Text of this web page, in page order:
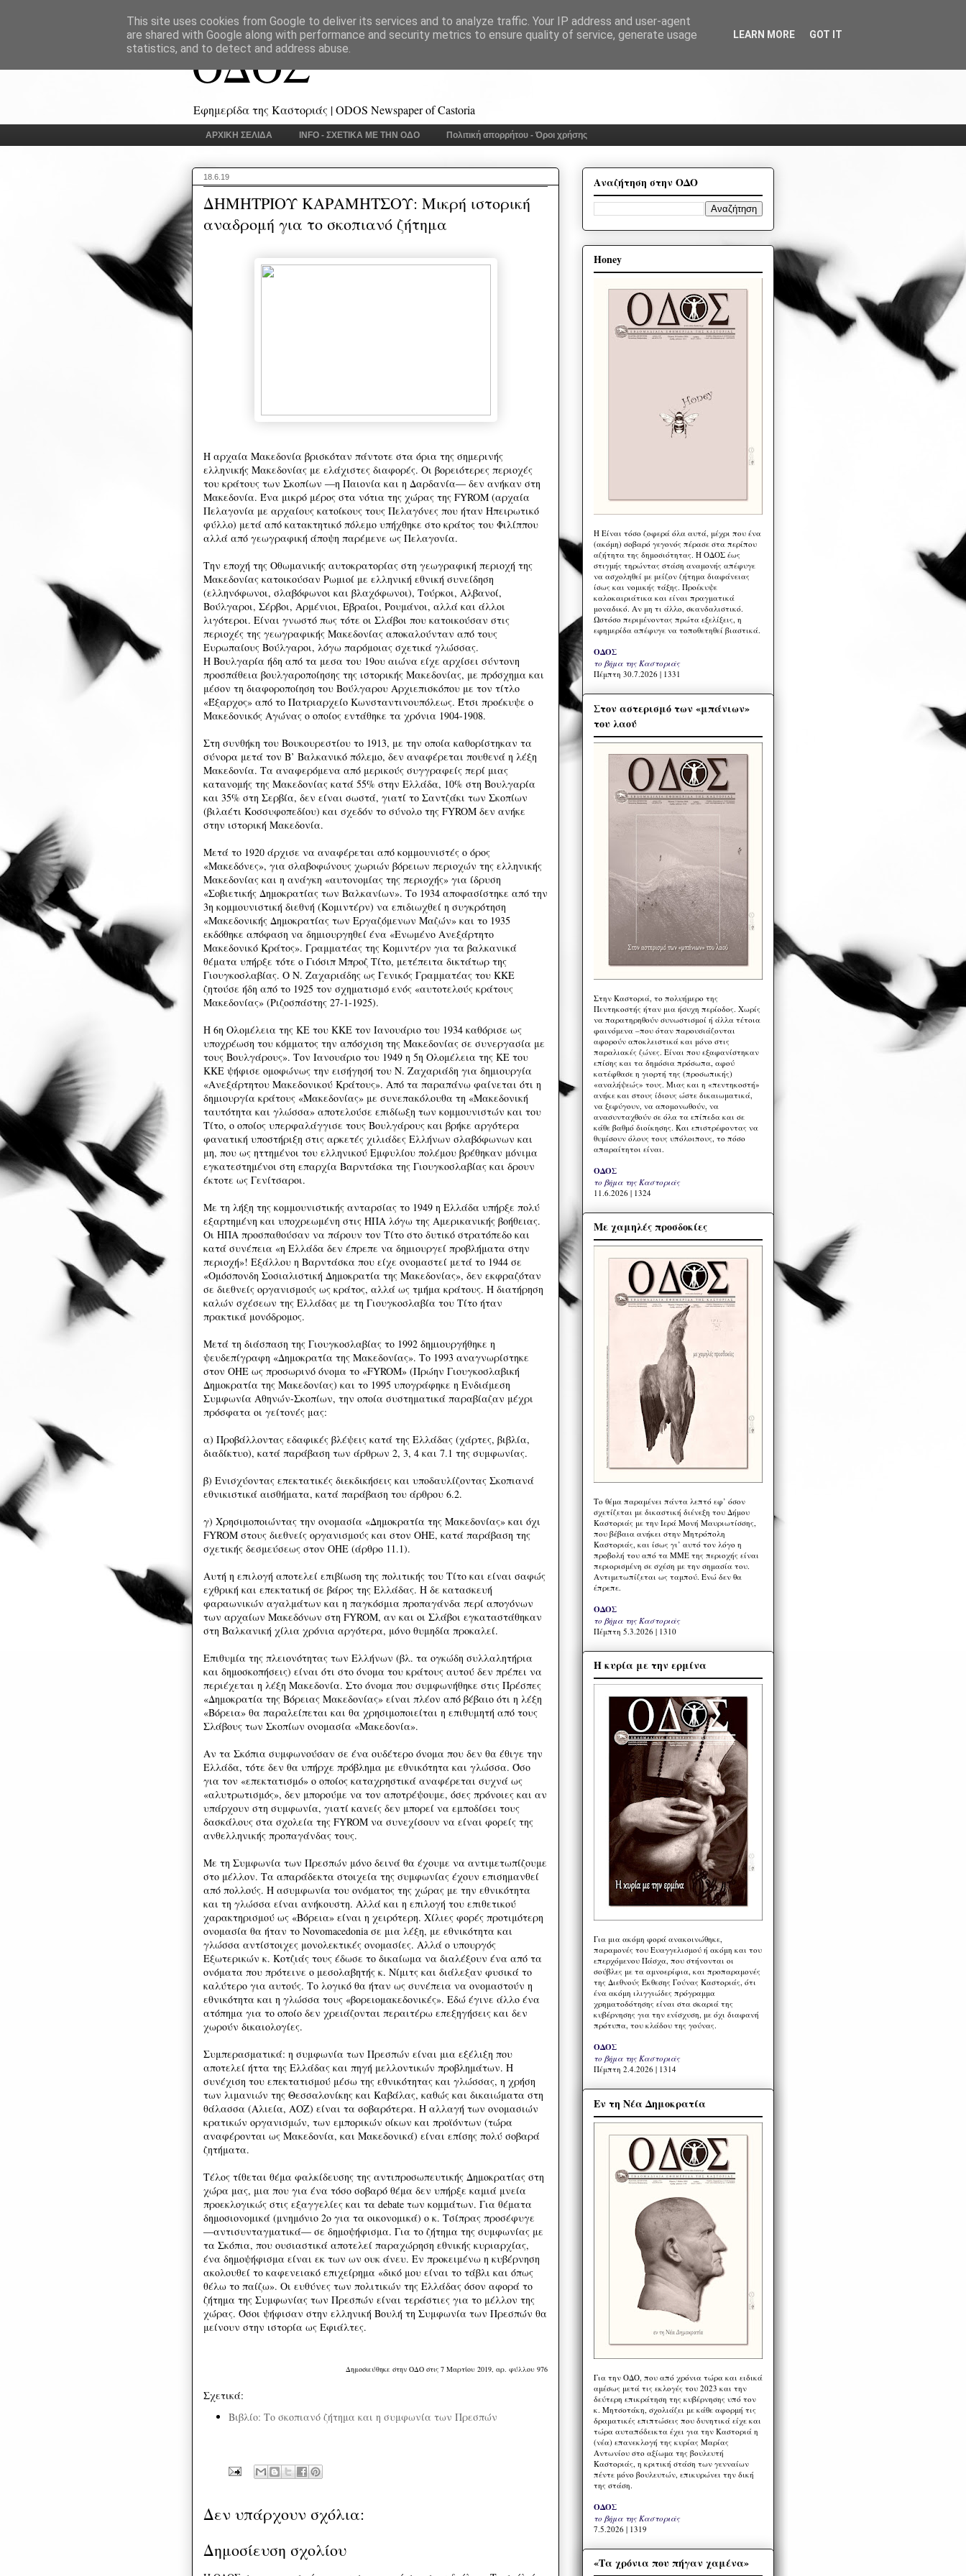
ΟΔΟΣ
Εφημερίδα της Καστοριάς | ODOS Newspaper of Castoria
ΑΡΧΙΚΗ ΣΕΛΙΔΑ INFO - ΣΧΕΤΙΚΑ ΜΕ ΤΗΝ ΟΔΟ Πολιτική απορρήτου - Όροι χρήσης
18.6.19
ΔΗΜΗΤΡΙΟΥ ΚΑΡΑΜΗΤΣΟΥ: Μικρή ιστορική
αναδρομή για το σκοπιανό ζήτημα
Η αρχαία Μακεδονία βρισκόταν πάντοτε στα όρια της σημερινής
ελληνικής Μακεδονίας με ελάχιστες διαφορές. Οι βορειότερες περιοχές
του κράτους των Σκοπίων ―η Παιονία και η Δαρδανία― δεν ανήκαν στη
Μακεδονία. Ένα μικρό μέρος στα νότια της χώρας της FYROM (αρχαία
Πελαγονία με αρχαίους κατοίκους τους Πελαγόνες που ήταν Ηπειρωτικό
φύλλο) μετά από κατακτητικό πόλεμο υπήχθηκε στο κράτος του Φιλίππου
αλλά από γεωγραφική άποψη παρέμενε ως Πελαγονία.
Την εποχή της Οθωμανικής αυτοκρατορίας στη γεωγραφική περιοχή της
Μακεδονίας κατοικούσαν Ρωμιοί με ελληνική εθνική συνείδηση
(ελληνόφωνοι, σλαβόφωνοι και βλαχόφωνοι), Τούρκοι, Αλβανοί,
Βούλγαροι, Σέρβοι, Αρμένιοι, Εβραίοι, Ρουμάνοι, αλλά και άλλοι
λιγότεροι. Είναι γνωστό πως τότε οι Σλάβοι που κατοικούσαν στις
περιοχές της γεωγραφικής Μακεδονίας αποκαλούνταν από τους
Ευρωπαίους Βούλγαροι, λόγω παρόμοιας σχετικά γλώσσας.
Η Βουλγαρία ήδη από τα μεσα του 19ου αιώνα είχε αρχίσει σύντονη
προσπάθεια βουλγαροποίησης της ιστορικής Μακεδονίας, με πρόσχημα και
μέσον τη διαφοροποίηση του Βούλγαρου Αρχιεπισκόπου με τον τίτλο
«Έξαρχος» από το Πατριαρχείο Κωνσταντινουπόλεως. Έτσι προέκυψε ο
Μακεδονικός Αγώνας ο οποίος εντάθηκε τα χρόνια 1904-1908.
Στη συνθήκη του Βουκουρεστίου το 1913, με την οποία καθορίστηκαν τα
σύνορα μετά τον Β’ Βαλκανικό πόλεμο, δεν αναφέρεται πουθενά η λέξη
Μακεδονία. Τα αναφερόμενα από μερικούς συγγραφείς περί μιας
κατανομής της Μακεδονίας κατά 55% στην Ελλάδα, 10% στη Βουλγαρία
και 35% στη Σερβία, δεν είναι σωστά, γιατί το Σαντζάκι των Σκοπίων
(βιλαέτι Κοσσυφοπεδίου) και σχεδόν το σύνολο της FYROM δεν ανήκε
στην ιστορική Μακεδονία.
Μετά το 1920 άρχισε να αναφέρεται από κομμουνιστές ο όρος
«Μακεδόνες», για σλαβοφώνους χωριών βόρειων περιοχών της ελληνικής
Μακεδονίας και η ανάγκη «αυτονομίας της περιοχής» για ίδρυση
«Σοβιετικής Δημοκρατίας των Βαλκανίων». Το 1934 αποφασίστηκε από την
3η κομμουνιστική διεθνή (Κομιντέρν) να επιδιωχθεί η συγκρότηση
«Μακεδονικής Δημοκρατίας των Εργαζόμενων Μαζών» και το 1935
εκδόθηκε απόφαση να δημιουργηθεί ένα «Ενωμένο Ανεξάρτητο
Μακεδονικό Κράτος». Γραμματέας της Κομιντέρν για τα βαλκανικά
θέματα υπήρξε τότε ο Γιόσιπ Μπροζ Τίτο, μετέπειτα δικτάτωρ της
Γιουγκοσλαβίας. Ο Ν. Ζαχαριάδης ως Γενικός Γραμματέας του ΚΚΕ
ζητούσε ήδη από το 1925 τον σχηματισμό ενός «αυτοτελούς κράτους
Μακεδονίας» (Ριζοσπάστης 27-1-1925).
Η 6η Ολομέλεια της ΚΕ του ΚΚΕ τον Ιανουάριο του 1934 καθόρισε ως
υποχρέωση του κόμματος την απόσχιση της Μακεδονίας σε συνεργασία με
τους Βουλγάρους». Τον Ιανουάριο του 1949 η 5η Ολομέλεια της ΚΕ του
ΚΚΕ ψήφισε ομοφώνως την εισήγησή του Ν. Ζαχαριάδη για δημιουργία
«Ανεξάρτητου Μακεδονικού Κράτους». Από τα παραπάνω φαίνεται ότι η
δημιουργία κράτους «Μακεδονίας» με συνεπακόλουθα τη «Μακεδονική
ταυτότητα και γλώσσα» αποτελούσε επιδίωξη των κομμουνιστών και του
Τίτο, ο οποίος υπερφαλάγγισε τους Βουλγάρους και βρήκε αργότερα
φανατική υποστήριξη στις αρκετές χιλιάδες Ελλήνων σλαβόφωνων και
μη, που ως ηττημένοι του ελληνικού Εμφυλίου πολέμου βρέθηκαν μόνιμα
εγκατεστημένοι στη επαρχία Βαρντάσκα της Γιουγκοσλαβίας και δρουν
έκτοτε ως Γενίτσαροι.
Με τη λήξη της κομμουνιστικής ανταρσίας το 1949 η Ελλάδα υπήρξε πολύ
εξαρτημένη και υποχρεωμένη στις ΗΠΑ λόγω της Αμερικανικής βοήθειας.
Οι ΗΠΑ προσπαθούσαν να πάρουν τον Τίτο στο δυτικό στρατόπεδο και
κατά συνέπεια «η Ελλάδα δεν έπρεπε να δημιουργεί προβλήματα στην
περιοχή»! Εξάλλου η Βαρντάσκα που είχε ονομαστεί μετά το 1944 σε
«Ομόσπονδη Σοσιαλιστική Δημοκρατία της Μακεδονίας», δεν εκφραζόταν
σε διεθνείς οργανισμούς ως κράτος, αλλά ως τμήμα κράτους. Η διατήρηση
καλών σχέσεων της Ελλάδας με τη Γιουγκοσλαβία του Τίτο ήταν
πρακτικά μονόδρομος.
Μετά τη διάσπαση της Γιουγκοσλαβίας το 1992 δημιουργήθηκε η
ψευδεπίγραφη «Δημοκρατία της Μακεδονίας». Το 1993 αναγνωρίστηκε
στον ΟΗΕ ως προσωρινό όνομα το «FYROM» (Πρώην Γιουγκοσλαβική
Δημοκρατία της Μακεδονίας) και το 1995 υπογράφηκε η Ενδιάμεση
Συμφωνία Αθηνών-Σκοπίων, την οποία συστηματικά παραβίαζαν μέχρι
πρόσφατα οι γείτονές μας:
α) Προβάλλοντας εδαφικές βλέψεις κατά της Ελλάδας (χάρτες, βιβλία,
διαδίκτυο), κατά παράβαση των άρθρων 2, 3, 4 και 7.1 της συμφωνίας.
β) Ενισχύοντας επεκτατικές διεκδικήσεις και υποδαυλίζοντας Σκοπιανά
εθνικιστικά αισθήματα, κατά παράβαση του άρθρου 6.2.
γ) Χρησιμοποιώντας την ονομασία «Δημοκρατία της Μακεδονίας» και όχι
FYROM στους διεθνείς οργανισμούς και στον ΟΗΕ, κατά παράβαση της
σχετικής δεσμεύσεως στον ΟΗΕ (άρθρο 11.1).
Αυτή η επιλογή αποτελεί επιβίωση της πολιτικής του Τίτο και είναι σαφώς
εχθρική και επεκτατική σε βάρος της Ελλάδας. Η δε κατασκευή
φαραωνικών αγαλμάτων και η παγκόσμια προπαγάνδα περί απογόνων
των αρχαίων Μακεδόνων στη FYROM, αν και οι Σλάβοι εγκαταστάθηκαν
στη Βαλκανική χίλια χρόνια αργότερα, μόνο θυμηδία προκαλεί.
Επιθυμία της πλειονότητας των Ελλήνων (βλ. τα ογκώδη συλλαλητήρια
και δημοσκοπήσεις) είναι ότι στο όνομα του κράτους αυτού δεν πρέπει να
περιέχεται η λέξη Μακεδονία. Στο όνομα που συμφωνήθηκε στις Πρέσπες
«Δημοκρατία της Βόρειας Μακεδονίας» είναι πλέον από βέβαιο ότι η λέξη
«Βόρεια» θα παραλείπεται και θα χρησιμοποιείται η επιθυμητή από τους
Σλάβους των Σκοπίων ονομασία «Μακεδονία».
Αν τα Σκόπια συμφωνούσαν σε ένα ουδέτερο όνομα που δεν θα έθιγε την
Ελλάδα, τότε δεν θα υπήρχε πρόβλημα με εθνικότητα και γλώσσα. Όσο
για τον «επεκτατισμό» ο οποίος καταχρηστικά αναφέρεται συχνά ως
«αλυτρωτισμός», δεν μπορούμε να τον αποτρέψουμε, όσες πρόνοιες και αν
υπάρχουν στη συμφωνία, γιατί κανείς δεν μπορεί να εμποδίσει τους
δασκάλους στα σχολεία της FYROM να συνεχίσουν να είναι φορείς της
ανθελληνικής προπαγάνδας τους.
Με τη Συμφωνία των Πρεσπών μόνο δεινά θα έχουμε να αντιμετωπίζουμε
στο μέλλον. Τα απαράδεκτα στοιχεία της συμφωνίας έχουν επισημανθεί
από πολλούς. Η ασυμφωνία του ονόματος της χώρας με την εθνικότητα
και τη γλώσσα είναι ανήκουστη. Αλλά και η επιλογή του επιθετικού
χαρακτηρισμού ως «Βόρεια» είναι η χειρότερη. Χίλιες φορές προτιμότερη
ονομασία θα ήταν το Novomacedonia σε μια λέξη, με εθνικότητα και
γλώσσα αντίστοιχες μονολεκτικές ονομασίες. Αλλά ο υπουργός
Εξωτερικών κ. Κοτζιάς τους έδωσε το δικαίωμα να διαλέξουν ένα από τα
ονόματα που πρότεινε ο μεσολαβητής κ. Νίμιτς και διάλεξαν φυσικά το
καλύτερο για αυτούς. Το λογικό θα ήταν ως συνέπεια να ονομαστούν η
εθνικότητα και η γλώσσα τους «βορειομακεδονικές». Εδώ έγινε άλλο ένα
ατόπημα για το οποίο δεν χρειάζονται περαιτέρω επεξηγήσεις και δεν
χωρούν δικαιολογίες.
Συμπερασματικά: η συμφωνία των Πρεσπών είναι μια εξέλιξη που
αποτελεί ήττα της Ελλάδας και πηγή μελλοντικών προβλημάτων. Η
συνέχιση του επεκτατισμού μέσω της εθνικότητας και γλώσσας, η χρήση
των λιμανιών της Θεσσαλονίκης και Καβάλας, καθώς και δικαιώματα στη
θάλασσα (Αλιεία, ΑΟΖ) είναι τα σοβαρότερα. Η αλλαγή των ονομασιών
κρατικών οργανισμών, των εμπορικών οίκων και προϊόντων (τώρα
αναφέρονται ως Μακεδονία, και Μακεδονικά) είναι επίσης πολύ σοβαρά
ζητήματα.
Τέλος τίθεται θέμα φαλκίδευσης της αντιπροσωπευτικής Δημοκρατίας στη
χώρα μας, μια που για ένα τόσο σοβαρό θέμα δεν υπήρξε καμιά μνεία
προεκλογικώς στις εξαγγελίες και τα debate των κομμάτων. Για θέματα
δημοσιονομικά (μνημόνιο 2ο για τα οικονομικά) ο κ. Τσίπρας προσέφυγε
―αντισυνταγματικά― σε δημοψήφισμα. Για το ζήτημα της συμφωνίας με
τα Σκόπια, που ουσιαστικά αποτελεί παραχώρηση εθνικής κυριαρχίας,
ένα δημοψήφισμα είναι εκ των ων ουκ άνευ. Εν προκειμένω η κυβέρνηση
ακολουθεί το καφενειακό επιχείρημα «δικό μου είναι το τάβλι και όπως
θέλω το παίζω». Οι ευθύνες των πολιτικών της Ελλάδας όσον αφορά το
ζήτημα της Συμφωνίας των Πρεσπών είναι τεράστιες για το μέλλον της
χώρας. Όσοι ψήφισαν στην ελληνική Βουλή τη Συμφωνία των Πρεσπών θα
μείνουν στην ιστορία ως Εφιάλτες.
Δημοσιεύθηκε στην ΟΔΟ στις 7 Μαρτίου 2019, αρ. φύλλου 976
Σχετικά:
Βιβλίο: Το σκοπιανό ζήτημα και η συμφωνία των Πρεσπών
Δεν υπάρχουν σχόλια:
Δημοσίευση σχολίου
Αναζήτηση στην ΟΔΟ
Honey
Η Eίναι τόσο ζοφερά όλα αυτά, μέχρι που ένα
(ακόμη) σοβαρό γεγονός πέρασε στα περίπου
αζήτητα της δημοσιότητας. Η ΟΔΟΣ έως
στιγμής τηρώντας στάση αναμονής απέφυγε
να ασχοληθεί με μείζον ζήτημα διαφάνειας
ίσως και νομικής τάξης. Προέκυψε
καλοκαιριάτικα και είναι πραγματικά
μοναδικό. Αν μη τι άλλο, σκανδαλιστικό.
Ωστόσο περιμένοντας πρώτα εξελίξεις, η
εφημερίδα απέφυγε να τοποθετηθεί βιαστικά.
ΟΔΟΣ
το βήμα της Καστοριάς
Πέμπτη 30.7.2026 | 1331
Στον αστερισμό των «μπάνιων»
του λαού
Στην Καστοριά, το πολυήμερο της
Πεντηκοστής ήταν μια ήσυχη περίοδος. Χωρίς
να παρατηρηθούν συνωστισμοί ή άλλα τέτοια
φαινόμενα –που όταν παρουσιάζονται
αφορούν αποκλειστικά και μόνο στις
παραλιακές ζώνες. Είναι που εξαφανίστηκαν
επίσης και τα δημόσια πρόσωπα, αφού
κατέφθασε η γιορτή της (προσωπικής)
«αναλήψεώς» τους. Μιας και η «πεντηκοστή»
ανήκε και στους ίδιους ώστε δικαιωματικά,
να ξεφύγουν, να απομονωθούν, να
ανασυνταχθούν σε όλα τα επίπεδα και σε
κάθε βαθμό διοίκησης. Και επιστρέφοντας να
θυμίσουν όλους τους υπόλοιπους, το πόσο
απαραίτητοι είναι.
ΟΔΟΣ
το βήμα της Καστοριάς
11.6.2026 | 1324
Με χαμηλές προσδοκίες
Το θέμα παραμένει πάντα λεπτό εφ’ όσον
σχετίζεται με δικαστική διένεξη του Δήμου
Καστοριάς με την Ιερά Μονή Μαυριωτίσσης,
που βέβαια ανήκει στην Μητρόπολη
Καστοριάς, και ίσως γι’ αυτό τον λόγο η
προβολή του από τα ΜΜΕ της περιοχής είναι
περιορισμένη σε σχέση με την σημασία του.
Αντιμετωπίζεται ως ταμπού. Ενώ δεν θα
έπρεπε.
ΟΔΟΣ
το βήμα της Καστοριάς
Πέμπτη 5.3.2026 | 1310
Η κυρία με την ερμίνα
Για μια ακόμη φορά ανακοινώθηκε,
παραμονές του Ευαγγελισμού ή ακόμη και του
επερχόμενου Πάσχα, που στήνονται οι
σούβλες με τα αμνοερίφια, και προπαραμονές
της Διεθνούς Έκθεσης Γούνας Καστοριάς, ότι
ένα ακόμη ιλιγγιώδες πρόγραμμα
χρηματοδότησης είναι στα σκαριά της
κυβέρνησης για την ενίσχυση, με όχι διαφανή
πρότυπα, του κλάδου της γούνας.
ΟΔΟΣ
το βήμα της Καστοριάς
Πέμπτη 2.4.2026 | 1314
Εν τη Νέα Δημοκρατία
Για την ΟΔΟ, που από χρόνια τώρα και ειδικά
αμέσως μετά τις εκλογές του 2023 και την
δεύτερη επικράτηση της κυβέρνησης υπό τον
κ. Μητσοτάκη, σχολιάζει με κάθε αφορμή τις
δραματικές επιπτώσεις που δυνητικά είχε και
τώρα αυταπόδεικτα έχει για την Καστοριά η
(νέα) επανεκλογή της κυρίας Μαρίας
Αντωνίου στο αξίωμα της βουλευτή
Καστοριάς, η κριτική στάση των γενναίων
πέντε μόνο βουλευτών, επικυρώνει την δική
της στάση.
ΟΔΟΣ
το βήμα της Καστοριάς
7.5.2026 | 1319
«Τα χρόνια που πήγαν χαμένα»
This site uses cookies from Google to deliver its services and to analyze traffic. Your IP address and user-agent
are shared with Google along with performance and security metrics to ensure quality of service, generate usage
statistics, and to detect and address abuse.
LEARN MORE GOT IT